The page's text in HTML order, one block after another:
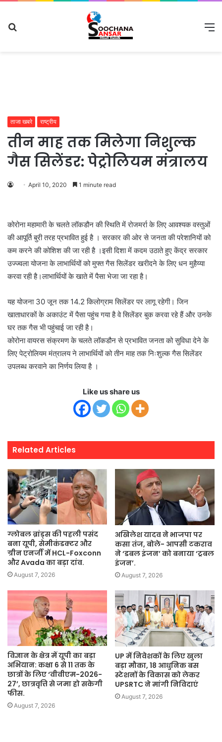
ताजा खबरे राष्ट्रीय
तीन माह तक मिलेगा निशुल्क
गैस सिलेंडर: पेट्रोलियम मंत्रालय
April 10, 2020 1 minute read
कोरोना महामारी के चलते लॉकडौन की स्थिति में रोजमर्रा के लिए आवश्यक वस्तुओं
की आपूर्ति बुरी तरह प्रभावित हुई है । सरकार की ओर से जनता की परेशानियों को
कम करने की कोशिश की जा रही है ।इसी दिशा में कदम उठाते हुए केंद्र सरकार
उज्ज्वला योजना के लाभार्थियों को मुफ्त गैस सिलेंडर खरीदने के लिए धन मुहैय्या
करवा रही है।लाभार्थियों के खाते में पैसा भेजा जा रहा है।
यह योजना 30 जून तक 14.2 किलोग्राम सिलेंडर पर लागू रहेगी। जिन
खाताधारकों के अकाउंट में पैसा पहुंच गया है वे सिलेंडर बुक करवा रहे हैं और उनके
घर तक गैस भी पहुंचाई जा रही है।
कोरोना वायरस संक्रमण के चलते लॉकडौन से प्रभावित जनता को सुविधा देने के
लिए पेट्रोलियम मंत्रालय ने लाभार्थियों को तीन माह तक निःशुल्क गैस सिलेंडर
उपलब्ध करवाने का निर्णय लिया है ।
Like us share us
Related Articles
ग्लोबल ब्रांड्स की पहली पसंद
बना यूपी, सेमीकंडक्टर और
ग्रीन एनर्जी में HCL-Foxconn
और Avada का बड़ा दांव.
August 7, 2026
अखिलेश यादव ने भाजपा पर
कसा तंज, बोले- आपसी टकराव
ने ‘डबल इंजन’ को बनाया ‘ट्रबल
इंजन’.
August 7, 2026
विज्ञान के क्षेत्र में यूपी का बड़ा
अभियान: कक्षा 6 से 11 तक के
छात्रों के लिए ‘वीवीएम-2026-
27’, छात्रवृत्ति से जमा हो सकेगी
फीस.
August 7, 2026
UP में निवेशकों के लिए खुला
बड़ा मौका, 18 आधुनिक बस
स्टेशनों के विकास को लेकर
UPSRTC ने मांगी निविदाएं
August 7, 2026